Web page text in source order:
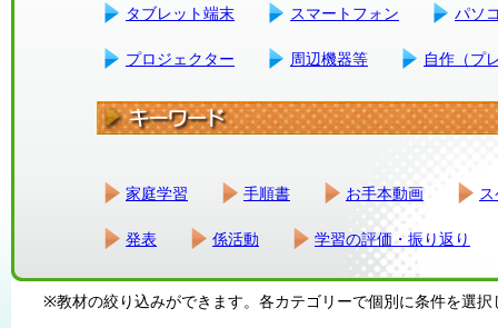
タブレット端末 スマートフォン パソ
プロジェクター 周辺機器等 自作（プ
家庭学習 手順書 お手本動画
発表 係活動 学習の評価・振り返り
※教材の絞り込みができます。各カテゴリーで個別に条件を選択